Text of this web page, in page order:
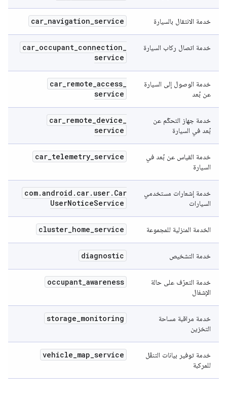
خدمة الانتقال بالسيارة car_navigation_service
خدمة اتصال ركاب السيارة car_occupant_connection_
service
خدمة الوصول إلى السيارة
عن بُعد
car_remote_access_
service
خدمة جهاز التحكّم عن
بُعد في السيارة
car_remote_device_
service
خدمة القياس عن بُعد في
السيارة
car_telemetry_service
خدمة إشعارات مستخدمي
السيارات
com.android . car. user. Car
UserNoticeService
الخدمة المنزلية للمجموعة cluster_home_service
خدمة التشخيص diagnostic
خدمة التعرّف على حالة
الإشغال
occupant_awareness
خدمة مراقبة مساحة
التخزين
storage_monitoring
خدمة توفير بيانات التنقّل
للمركبة
vehicle_map_service